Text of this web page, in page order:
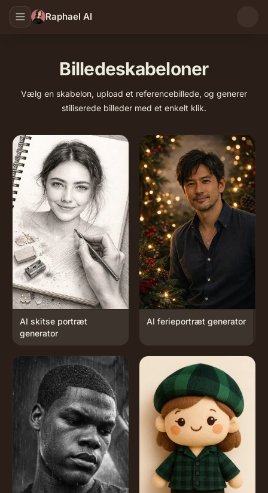
Raphael AI
Billedeskabeloner
Vælg en skabelon, upload et referencebillede, og generer
stiliserede billeder med et enkelt klik.
AI skitse portræt
generator
AI ferieportræt generator